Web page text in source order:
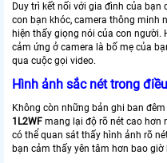
Duy trì kết nối với gia đình của
con bạn khóc, camera thông minh
hiện thấy giọng nói của con người.
cảm ứng ở camera là bố mẹ của
qua cuộc gọi video.
Hình ảnh sắc nét trong
Không còn những bản ghi ban
1L2WF mang lại độ rõ nét cao hơn
có thể quan sát thấy hình ảnh rõ
bạn cảm thấy yên tâm hơn bao giờ